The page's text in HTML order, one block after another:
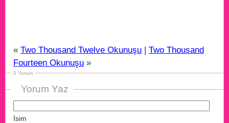
« Two Thousand Twelve Okunuşu | Two Thousand
Fourteen Okunuşu »
0 Yorum
Yorum Yaz
İsim